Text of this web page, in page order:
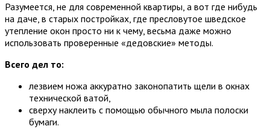
Разумеется, не для современной квартиры, а вот где нибудь
на даче, в старых постройках, где пресловутое шведское
утепление окон просто ни к чему, весьма даже можно
использовать проверенные «дедовские» методы.
Всего дел то:
лезвием ножа аккуратно законопатить щели в окнах
технической ватой,
сверху наклеить с помощью обычного мыла полоски
бумаги.